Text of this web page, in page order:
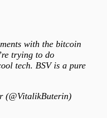
with the bitcoin
trying to do
tech. BSV is a pure
(@VitalikButerin)